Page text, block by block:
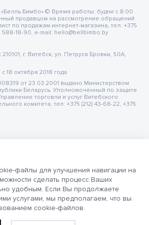
файлы для улучшения навигации на
сделать процесс Ваших
удобным. Если Вы продолжаете
услугами, мы предполагаем, что вы
cookie-файлов.
Бимбо» © Время работы: будни с 8:00
продавцом на рассмотрение обращений
по продажам интернет-магазина, тел: +375
588-18-90, e-mail: hello@bellbimbo.by
210101, г. Витебск, ул. Петруся Бровки, 50А,
c 18 октября 2018 года
от 23.03.2001 выдано Министерством
Беларусь. Уполномоченный по защите
торговли и услуг Витебского
комитета, тел: +375 (212) 43-68-22, +375